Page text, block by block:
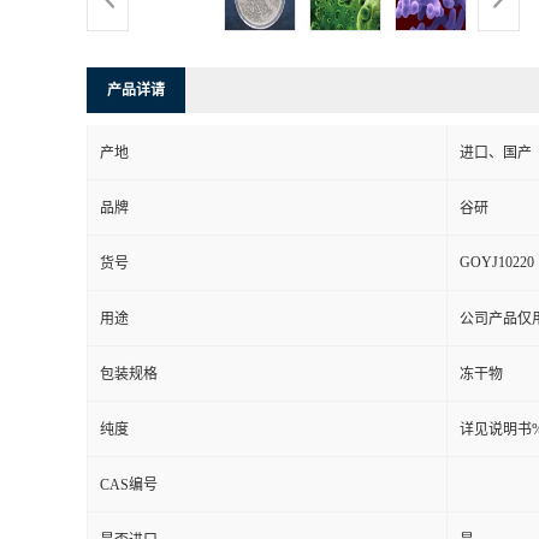
产品详请
产地 进口、国产
品牌 谷研
货号 GOYJ10220
用途 公司产品仅
包装规格 冻干物
纯度 详见说明书
CAS编号
是否进口 是